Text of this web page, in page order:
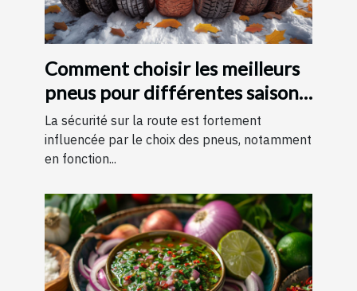
Comment choisir les meilleurs
pneus pour différentes saisons
?
La sécurité sur la route est fortement
influencée par le choix des pneus, notamment
en fonction...